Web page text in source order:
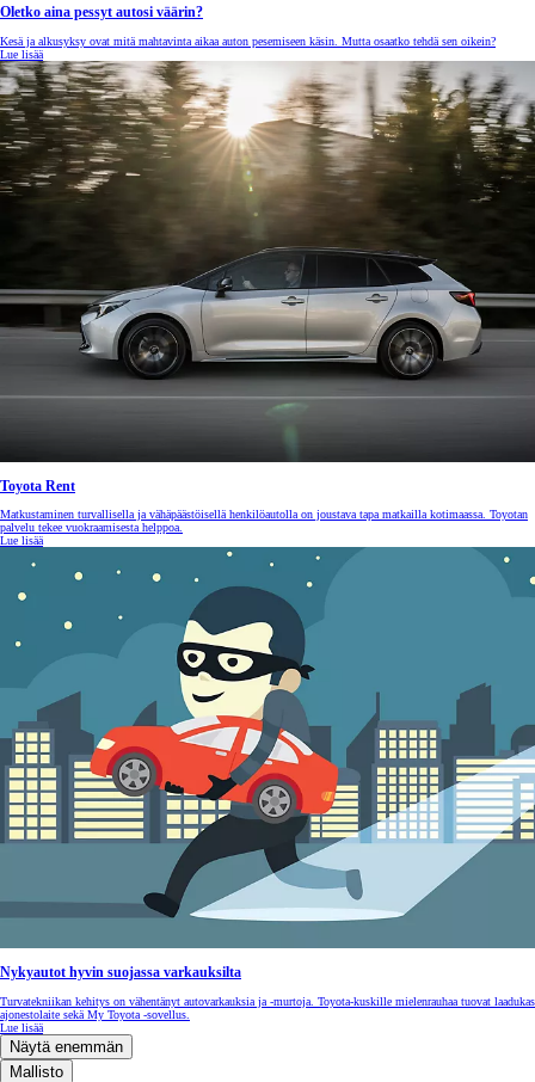
Oletko aina pessyt autosi väärin?
Kesä ja alkusyksy ovat mitä mahtavinta aikaa auton pesemiseen käsin. Mutta osaatko tehdä sen oikein?
Lue lisää
Toyota Rent
Matkustaminen turvallisella ja vähäpäästöisellä henkilöautolla on joustava tapa matkailla kotimaassa. Toyotan
palvelu tekee vuokraamisesta helppoa.
Lue lisää
Nykyautot hyvin suojassa varkauksilta
Turvatekniikan kehitys on vähentänyt autovarkauksia ja -murtoja. Toyota-kuskille mielenrauhaa tuovat laadukas
ajonestolaite sekä My Toyota -sovellus.
Lue lisää
Näytä enemmän
Mallisto